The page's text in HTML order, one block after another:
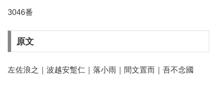
3046番
原文
左佐浪之｜波越安蹔仁｜落小雨｜間文置而｜吾不念國